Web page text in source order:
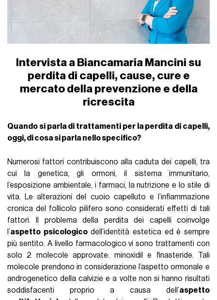
Intervista a Biancamaria Mancini su
perdita di capelli, cause, cure e
mercato della prevenzione e della
ricrescita
Quando si parla di trattamenti per la perdita di capelli,
oggi, di cosa si parla nello specifico?
Numerosi fattori contribuiscono alla caduta dei capelli, tra
cui la genetica, gli ormoni, il sistema immunitario,
l’esposizione ambientale, i farmaci, la nutrizione e lo stile di
vita. Le alterazioni del cuoio capelluto e l’infiammazione
cronica del follicolo pilifero sono considerati effetti di tali
fattori. Il problema della perdita dei capelli coinvolge
l’aspetto psicologicodell’identità estetica ed è sempre
più sentito. A livello farmacologico vi sono trattamenti con
solo 2 molecole approvate: minoxidil e finasteride. Tali
molecole prendono in considerazione l’aspetto ormonale e
androgenetico della calvizie e a volte non si hanno risultati
soddisfacenti proprio a causa dell’aspetto